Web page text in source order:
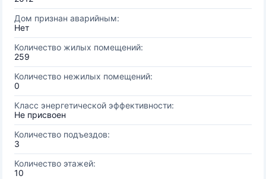
Дом признан аварийным:
Нет
Количество жилых помещений:
259
Количество нежилых помещений:
0
Класс энергетической эффективности:
Не присвоен
Количество подъездов:
3
Количество этажей:
10